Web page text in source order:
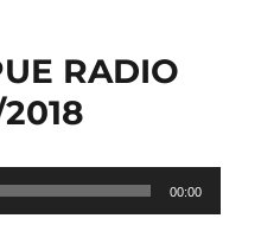
RADIO
00:00